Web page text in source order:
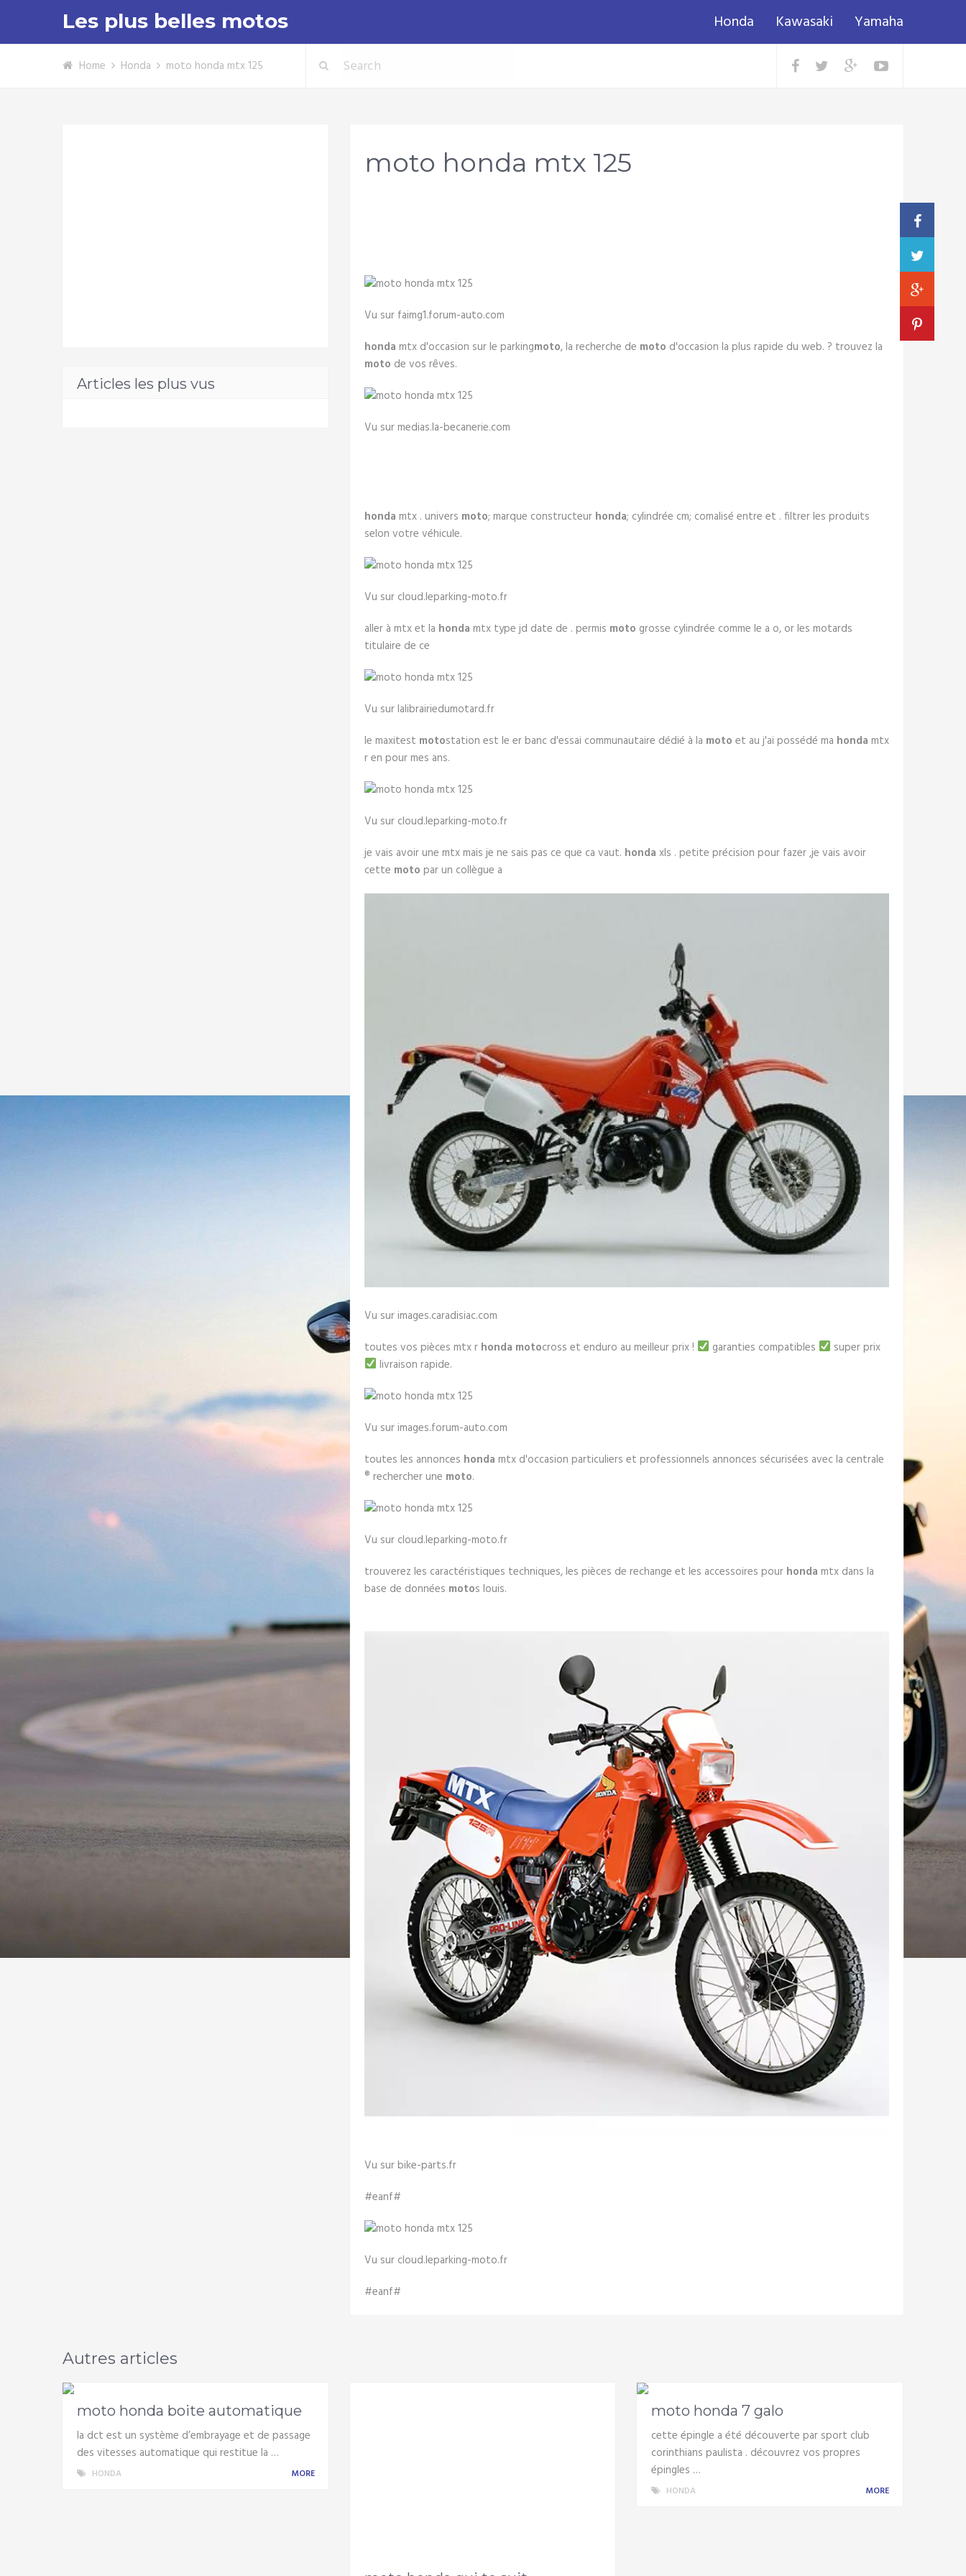
Les plus belles motos Honda Kawasaki Yamaha
Home Honda moto honda mtx 125
moto honda mtx 125
Vu sur faimg1.forum-auto.com
honda mtx d'occasion sur le parkingmoto, la recherche de moto d'occasion la plus rapide du web. ? trouvez la
moto de vos rêves.
Vu sur medias.la-becanerie.com
honda mtx . univers moto; marque constructeur honda; cylindrée cm; comalisé entre et . filtrer les produits
selon votre véhicule.
Vu sur cloud.leparking-moto.fr
aller à mtx et la honda mtx type jd date de . permis moto grosse cylindrée comme le a o, or les motards
titulaire de ce
Vu sur lalibrairiedumotard.fr
le maxitest motostation est le er banc d'essai communautaire dédié à la moto et au j'ai possédé ma honda mtx
r en pour mes ans.
Vu sur cloud.leparking-moto.fr
je vais avoir une mtx mais je ne sais pas ce que ca vaut. honda xls . petite précision pour fazer ,je vais avoir
cette moto par un collègue a
Vu sur images.caradisiac.com
toutes vos pièces mtx r honda motocross et enduro au meilleur prix ! garanties compatibles
super prix
livraison rapide.
Vu sur images.forum-auto.com
toutes les annonces honda mtx d'occasion particuliers et professionnels annonces sécurisées avec la centrale
® rechercher une moto.
Vu sur cloud.leparking-moto.fr
trouverez les caractéristiques techniques, les pièces de rechange et les accessoires pour honda mtx dans la
base de données motos louis.
Vu sur bike-parts.fr
#eanf#
Vu sur cloud.leparking-moto.fr
#eanf#
Articles les plus vus
Autres articles
moto honda boite automatique
la dct est un système d’embrayage et de passage
des vitesses automatique qui restitue la …
HONDA MORE
moto honda 7 galo
cette épingle a été découverte par sport club
corinthians paulista . découvrez vos propres
épingles …
HONDA MORE